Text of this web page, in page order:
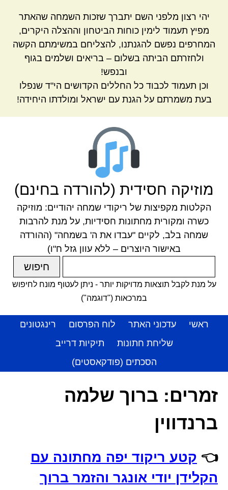
יהי רצון מלפני השם יתברך שזכות השמחה שהאתר
מפיץ תעמוד לימין כוחות הביטחון וההצלה היקרים,
המחרפים נפשם להגנתנו, להצליחם במשימתם הקשה
ולחזרתם הביתה בשלום – בריאים ושלמים בגוף
ובנפש!
וכן תעמוד לכבוד כל החללים הקדושים הי"ד שנפלו
בעת משמרתם על הגנת עם ישראל ומולדתו היחידה!
מוזיקה חסידית (להורדה בחינם)
הקלטות מקפיצות של ריקודי שמחה יהודיים: מוזיקה
כשרה ומקורית מחתונות חסידיות, על מנת להרבות
שמחה בלב, לקיים "עבדו את ה' בשמחה" (ההורדה
באישור היוצרים – ללא עוון גזל ח"ו)
על מנת לקבל תוצאות מדויקות יותר - ניתן לעטוף מונח לחיפוש
במרכאות ("דוגמה")
ראשי עדכוני האתר לוח הפרסום
רינגטונים
שליחת חתונות
תיקיות דרייב
הסכתים (פודקאסטים)
זמרים: ברוך שלמה
ברנדווין
👈 קטע ריקוד יפה מחתונה עם
הקלידן יודי אונגר והזמר ברוך